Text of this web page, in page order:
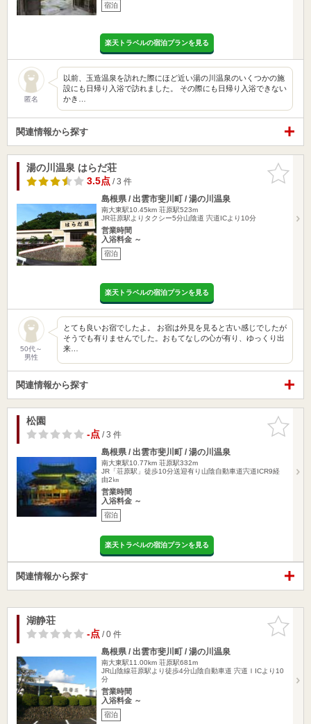
宿泊
楽天トラベルの宿泊プランを見る
匿名
以前、玉造温泉を訪れた際にほど近い湯の川温泉のいくつかの施
設にも日帰り入浴で訪れました。 その際にも日帰り入浴できない
かき…
関連情報から探す
お気に入
りに追加
湯の川温泉 はらだ荘
3.5点/ 3 件
島根県 / 出雲市斐川町 / 湯の川温泉
南大東駅10.45km 荘原駅523m
JR荘原駅よりタクシー5分山陰道 宍道ICより10分
営業時間
入浴料金 ～
宿泊
楽天トラベルの宿泊プランを見る
50代～
男性
とても良いお宿でしたよ。 お宿は外見を見ると古い感じでしたが
そうでも有りませんでした。おもてなしの心が有り、ゆっくり出
来…
関連情報から探す
お気に入
りに追加
松園
-点/ 3 件
島根県 / 出雲市斐川町 / 湯の川温泉
南大東駅10.77km 荘原駅332m
JR「荘原駅」徒歩10分送迎有り山陰自動車道宍道ICR9経
由2㎞
営業時間
入浴料金 ～
宿泊
楽天トラベルの宿泊プランを見る
関連情報から探す
お気に入
りに追加
湖静荘
-点/ 0 件
島根県 / 出雲市斐川町 / 湯の川温泉
南大東駅11.00km 荘原駅681m
JR山陰線荘原駅より徒歩4分山陰自動車道 宍道ＩICより10
分
営業時間
入浴料金 ～
宿泊